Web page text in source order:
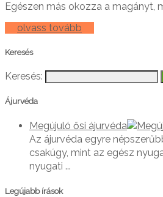
Egészen más okozza a magányt,
olvass tovább
Keresés
Keresés:
Ájurvéda
Megújuló ősi ájurvéda
Az ájurvéda egyre
csakúgy, mint az egész
nyugati ...
Legújabb írások